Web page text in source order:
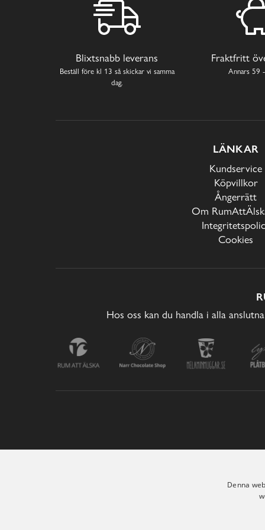
Blixtsnabb leverans
Beställ före kl 13 så skickar vi samma
dag.
Fraktfritt
Annars 59
LÄNKAR
Kundservice
Köpvillkor
Ångerrätt
Om
Cookies
Hos oss kan du handla i alla
Denna